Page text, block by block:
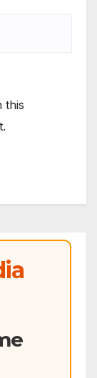
this